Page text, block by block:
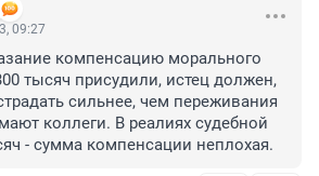
09:27
компенсацию морального
тысяч присудили, истец должен,
сильнее, чем переживания
коллеги. В реалиях судебной
- сумма компенсации неплохая.